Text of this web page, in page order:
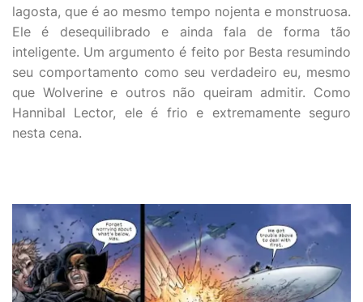
lagosta, que é ao mesmo tempo nojenta e monstruosa.
Ele é desequilibrado e ainda fala de forma tão
inteligente. Um argumento é feito por Besta resumindo
seu comportamento como seu verdadeiro eu, mesmo
que Wolverine e outros não queiram admitir. Como
Hannibal Lector, ele é frio e extremamente seguro
nesta cena.